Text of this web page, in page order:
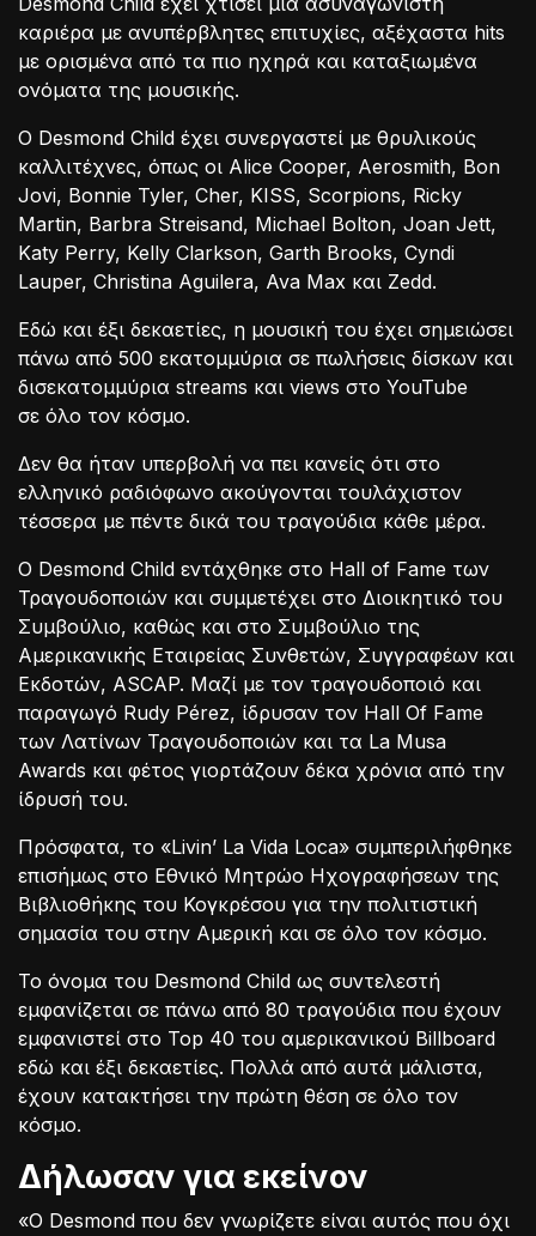
καριέρα με ανυπέρβλητες επιτυχίες, αξέχαστα hits
με ορισμένα από τα πιο ηχηρά και καταξιωμένα
ονόματα της μουσικής.
Ο Desmond Child έχει συνεργαστεί με θρυλικούς
καλλιτέχνες, όπως οι Alice Cooper, Aerosmith, Bon
Jovi, Bonnie Tyler, Cher, KISS, Scorpions, Ricky
Martin, Barbra Streisand, Michael Bolton, Joan Jett,
Katy Perry, Kelly Clarkson, Garth Brooks, Cyndi
Lauper, Christina Aguilera, Ava Max και Zedd.
Εδώ και έξι δεκαετίες, η μουσική του έχει σημειώσει
πάνω από 500 εκατομμύρια σε πωλήσεις δίσκων και
δισεκατομμύρια streams και views στο YouTube
σε όλο τον κόσμο.
Δεν θα ήταν υπερβολή να πει κανείς ότι στο
ελληνικό ραδιόφωνο ακoύγονται τουλάχιστον
τέσσερα με πέντε δικά του τραγούδια κάθε μέρα.
Ο Desmond Child εντάχθηκε στο Hall of Fame των
Τραγουδοποιών και συμμετέχει στο Διοικητικό του
Συμβούλιο, καθώς και στο Συμβούλιο της
Αμερικανικής Εταιρείας Συνθετών, Συγγραφέων και
Εκδοτών, ASCAP. Μαζί με τον τραγουδοποιό και
παραγωγό Rudy Pérez, ίδρυσαν τον Hall Of Fame
των Λατίνων Τραγουδοποιών και τα La Musa
Awards και φέτος γιορτάζουν δέκα χρόνια από την
ίδρυσή του.
Πρόσφατα, το «Livin’ La Vida Loca» συμπεριλήφθηκε
επισήμως στο Εθνικό Μητρώο Ηχογραφήσεων της
Βιβλιοθήκης του Κογκρέσου για την πολιτιστική
σημασία του στην Αμερική και σε όλο τον κόσμο.
Το όνομα του Desmond Child ως συντελεστή
εμφανίζεται σε πάνω από 80 τραγούδια που έχουν
εμφανιστεί στο Top 40 του αμερικανικού Billboard
εδώ και έξι δεκαετίες. Πολλά από αυτά μάλιστα,
έχουν κατακτήσει την πρώτη θέση σε όλο τον
κόσμο.
Δήλωσαν για εκείνον
«O Desmond που δεν γνωρίζετε είναι αυτός που όχι